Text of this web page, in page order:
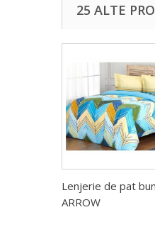
25 ALTE
Lenjerie de pat
ARROW